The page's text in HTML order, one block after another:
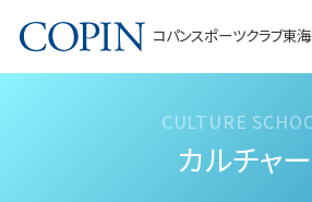
コパンスポーツクラブ東海
カルチャー